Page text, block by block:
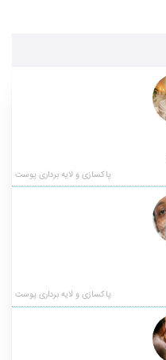
پاکسازی و لایه برداری پوست
پاکسازی و لایه برداری پوست